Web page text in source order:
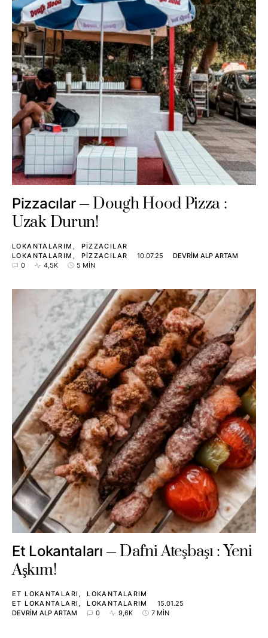
Pizzacılar
Dough Hood Pizza :
Uzak Durun!
LOKANTALARIM
PIZZACILAR
LOKANTALARIM
PIZZACILAR 10.07.25
DEVRIM ALP ARTAM
0
4,5K 5 MIN
Et Lokantaları
Dafni Ateşbaşı : Yeni
Aşkım!
ET LOKANTALARI
LOKANTALARIM
ET LOKANTALARI
LOKANTALARIM
15.01.25
DEVRIM ALP ARTAM
0 9,6K 7 MIN